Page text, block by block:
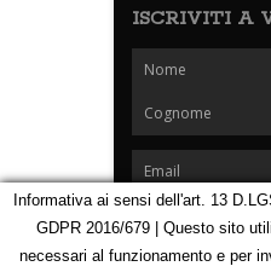
ISCRIVITI A
Homepage Notizie Speciali
Informativa ai sensi dell'art. 13
GDPR 2016/679 | Questo sito
necessari al funzionamento e per